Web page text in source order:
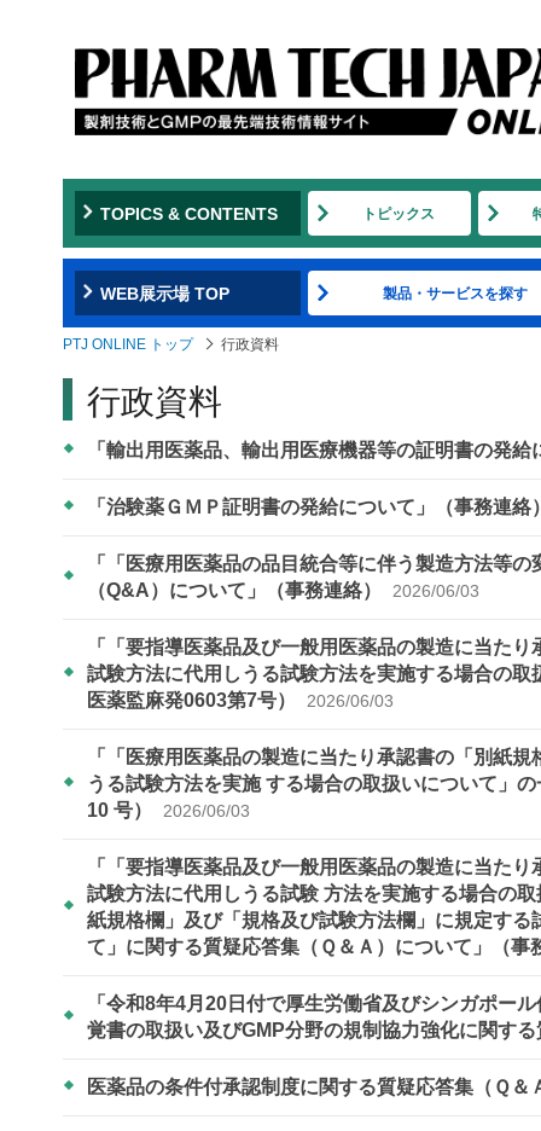
TOPICS & CONTENTS トピックス
WEB展示場 TOP 製品・サービスを探す
PTJ ONLINE トップ 行政資料
行政資料
「輸出用医薬品、輸出用医療機器等の証明書の発
「治験薬ＧＭＰ証明書の発給について」（事務連絡
「「医療用医薬品の品目統合等に伴う製造方法等
（Q&A）について」（事務連絡）
2026/06/03
「「要指導医薬品及び一般用医薬品の製造に当た
試験方法に代用しうる試験方法を実施する場合の
医薬監麻発0603第7号）
2026/06/03
「「医療用医薬品の製造に当たり承認書の「別紙
うる試験方法を実施 する場合の取扱いについて」
10 号）
2026/06/03
「「要指導医薬品及び一般用医薬品の製造に当た
試験方法に代用しうる試験 方法を実施する場合の
紙規格欄」及び「規格及び試験方法欄」に規定す
て」に関する質疑応答集（Ｑ＆Ａ）について」（事
「令和8年4月20日付で厚生労働省及びシンガポ
覚書の取扱い及びGMP分野の規制協力強化に関す
医薬品の条件付承認制度に関する質疑応答集（Ｑ